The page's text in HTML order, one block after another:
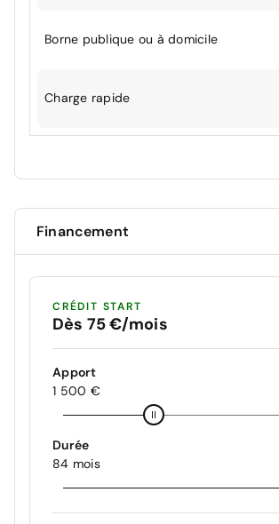
Borne publique ou à domicile
Charge rapide
Financement
CRÉDIT START
Dès 75 €/mois
Apport
1 500 €
Durée
84 mois